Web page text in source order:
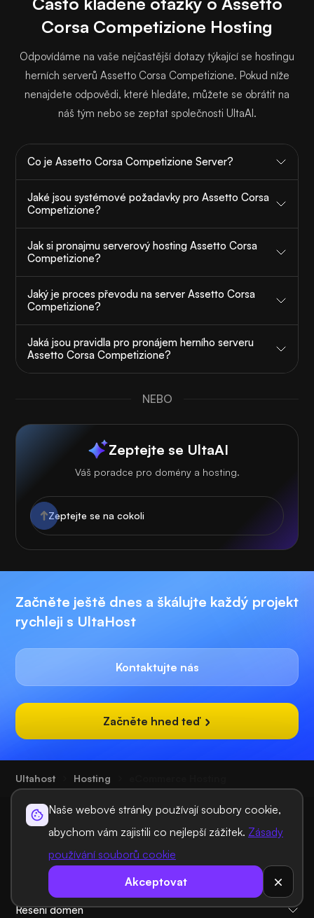
Naše webové stránky používají soubory cookie,
abychom vám zajistili co nejlepší zážitek. Zásady
používání souborů cookie
Akceptovat
Corsa Competizione Hosting
Odpovídáme na vaše nejčastější dotazy týkající se hostingu
herních serverů Assetto Corsa Competizione. Pokud níže
nenajdete odpovědi, které hledáte, můžete se obrátit na
náš tým nebo se zeptat společnosti UltaAI.
Co je Assetto Corsa Competizione Server?
Jaké jsou systémové požadavky pro Assetto Corsa
Competizione?
Jak si pronajmu serverový hosting Assetto Corsa
Competizione?
Jaký je proces převodu na server Assetto Corsa
Competizione?
Jaká jsou pravidla pro pronájem herního serveru
Assetto Corsa Competizione?
NEBO
Zeptejte se UltaAI
Váš poradce pro domény a hosting.
Začněte ještě dnes a škálujte každý projekt
rychleji s UltaHost
Kontaktujte nás
Začněte hned teď
Ultahost Hosting
Řešení domén